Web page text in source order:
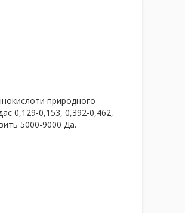
природного
0,129-0,153, 0,392-0,462,
5000-9000 Да.